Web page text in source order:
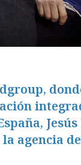
la agencia